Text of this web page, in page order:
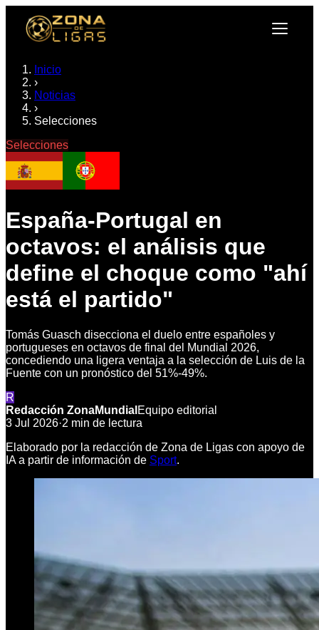
Inicio
›
Noticias
›
Selecciones
Selecciones
España-Portugal en
octavos: el análisis que
define el choque como "ahí
está el partido"
Tomás Guasch disecciona el duelo entre españoles y
portugueses en octavos de final del Mundial 2026,
concediendo una ligera ventaja a la selección de Luis de la
Fuente con un pronóstico del 51%-49%.
R
Redacción ZonaMundial Equipo editorial
3 Jul 2026·2 min de lectura
Elaborado por la redacción de Zona de Ligas con apoyo de
IA a partir de información de Sport.